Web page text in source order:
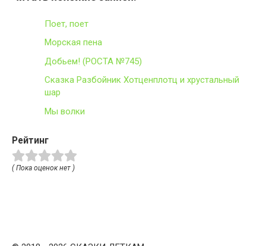
Поет, поет
Морская пена
Добьем! (РОСТА №745)
Сказка Разбойник Хотценплотц и хрустальный
шар
Мы волки
Рейтинг
( Пока оценок нет )